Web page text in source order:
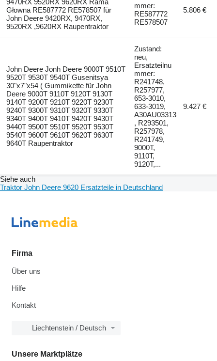
Głowna RE587772 RE578507 für
John Deere 9420RX, 9470RX,
9520RX ,9620RX Raupentraktor
mmer:
RE587772
RE578507
5.806 €
John Deere Jonh Deere 9000T 9510T
9520T 9530T 9540T Gusenitsya
30"x7"x54 ( Gummikette für John
Deere 9000T 9110T 9120T 9130T
9140T 9200T 9210T 9220T 9230T
9240T 9300T 9310T 9320T 9330T
9340T 9400T 9410T 9420T 9430T
9440T 9500T 9510T 9520T 9530T
9540T 9600T 9610T 9620T 9630T
9640T Raupentraktor
Zustand:
neu,
Ersatzteilnu
mmer:
R241748,
R257977,
653-3010,
633-3019,
A30AU03313
, R293501,
R257978,
R241749,
9000T,
9110T,
9120T,...
9.427 €
Siehe auch
Traktor John Deere 9620 Ersatzteile in Deutschland
Firma
Über uns
Hilfe
Kontakt
Liechtenstein / Deutsch
Unsere Marktplätze